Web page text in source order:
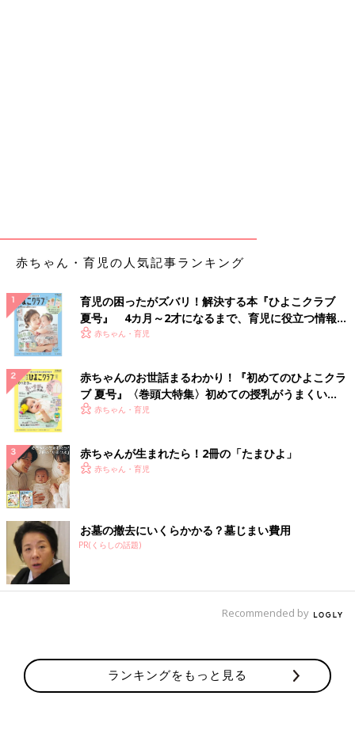
赤ちゃん・育児の人気記事ランキング
育児の困ったがズバリ！解決する本『ひよこクラブ
夏号』 4カ月～2才になるまで、育児に役立つ情報が
いっぱい！
赤ちゃん・育児
赤ちゃんのお世話まるわかり！『初めてのひよこクラ
ブ 夏号』〈巻頭大特集〉初めての授乳がうまくい
く！ おっぱい・ミルクの基本と夏のトラブル 解決テ
赤ちゃん・育児
赤ちゃんが生まれたら！2冊の「たまひよ」
赤ちゃん・育児
お墓の撤去にいくらかかる？墓じまい費用
PR(くらしの話題)
Recommended by
ランキングをもっと見る